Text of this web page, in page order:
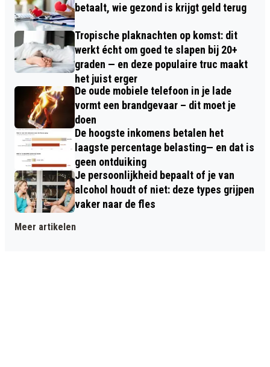
betaalt, wie gezond is krijgt geld terug
Tropische plaknachten op komst: dit
werkt écht om goed te slapen bij 20+
graden — en deze populaire truc maakt
het juist erger
De oude mobiele telefoon in je lade
vormt een brandgevaar – dit moet je
doen
De hoogste inkomens betalen het
laagste percentage belasting— en dat is
geen ontduiking
Je persoonlijkheid bepaalt of je van
alcohol houdt of niet: deze types grijpen
vaker naar de fles
Meer artikelen